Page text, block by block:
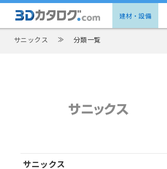
建材・設備
サニックス ≫ 分類一覧
サニックス